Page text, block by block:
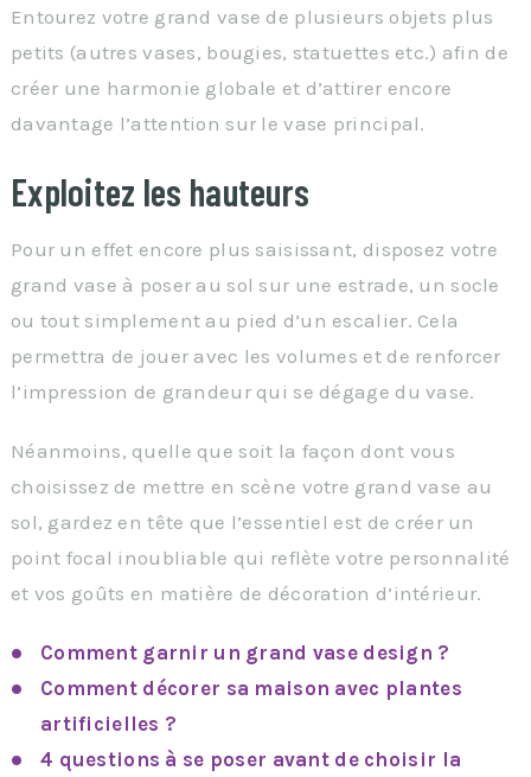
Entourez votre grand vase de plusieurs objets plus
petits (autres vases, bougies, statuettes etc.) afin de
créer une harmonie globale et d’attirer encore
davantage l’attention sur le vase principal.
Exploitez les hauteurs
Pour un effet encore plus saisissant, disposez votre
grand vase à poser au sol sur une estrade, un socle
ou tout simplement au pied d’un escalier. Cela
permettra de jouer avec les volumes et de renforcer
l’impression de grandeur qui se dégage du vase.
Néanmoins, quelle que soit la façon dont vous
choisissez de mettre en scène votre grand vase au
sol, gardez en tête que l’essentiel est de créer un
point focal inoubliable qui reflète votre personnalité
et vos goûts en matière de décoration d’intérieur.
Comment garnir un grand vase design ?
Comment décorer sa maison avec plantes
artificielles ?
4 questions à se poser avant de choisir la